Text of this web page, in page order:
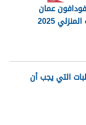
عمان
2025
عماني 2026 المتطلبات التي يجب أن